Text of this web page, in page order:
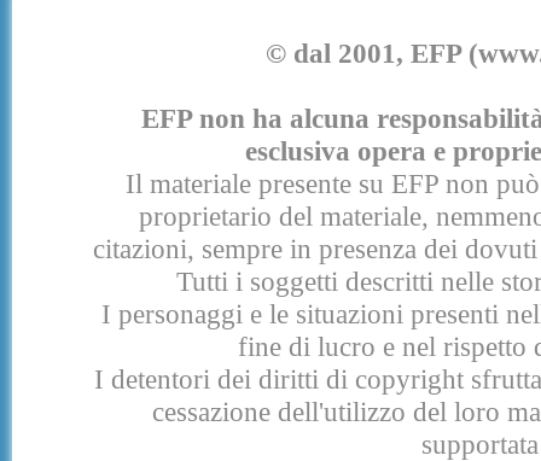
© dal 2001, EFP
EFP non ha alcuna
esclusiva opera e
Il materiale presente su EFP non
proprietario del materiale,
citazioni, sempre in presenza dei
Tutti i soggetti descritti nelle
I personaggi e le situazioni presenti
fine di lucro e nel rispetto
I detentori dei diritti di copyright
cessazione dell'utilizzo del loro